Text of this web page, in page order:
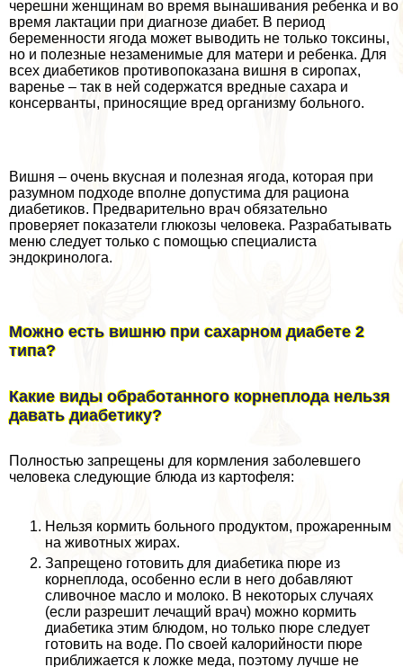
черешни женщинам во время вынашивания ребенка и во
время лактации при диагнозе диабет. В период
беременности ягода может выводить не только токсины,
но и полезные незаменимые для матери и ребенка. Для
всех диабетиков противопоказана вишня в сиропах,
варенье – так в ней содержатся вредные сахара и
консерванты, приносящие вред организму больного.
Вишня – очень вкусная и полезная ягода, которая при
разумном подходе вполне допустима для рациона
диабетиков. Предварительно врач обязательно
проверяет показатели глюкозы человека. Разpaбатывать
меню следует только с помощью специалиста
эндокринолога.
Можно есть вишню при сахарном диабете 2
типа?
Какие виды обработанного корнеплода нельзя
давать диабетику?
Полностью запрещены для кормления заболевшего
человека следующие блюда из картофеля:
Нельзя кормить больного продуктом, прожаренным
на животных жирах.
Запрещено готовить для диабетика пюре из
корнеплода, особенно если в него добавляют
сливочное масло и молоко. В некоторых случаях
(если разрешит лечащий врач) можно кормить
диабетика этим блюдом, но только пюре следует
готовить на воде. По своей калорийности пюре
приближается к ложке меда, поэтому лучше не